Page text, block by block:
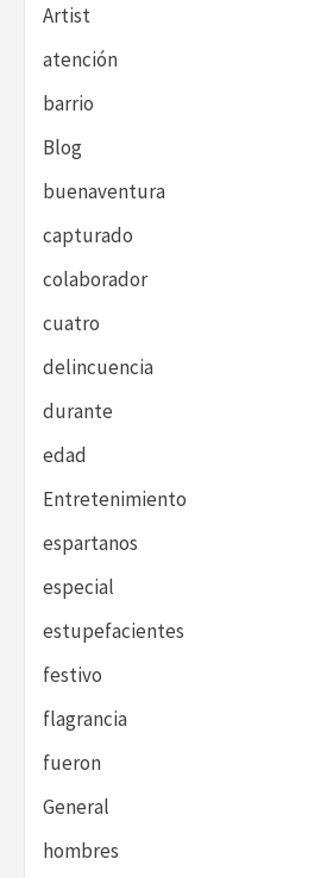
Artist
atención
barrio
Blog
buenaventura
capturado
colaborador
cuatro
delincuencia
durante
edad
Entretenimiento
espartanos
especial
estupefacientes
festivo
flagrancia
fueron
General
hombres